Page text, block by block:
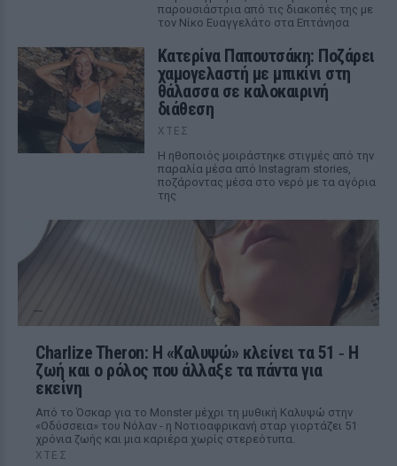
παρουσιάστρια από τις διακοπές της με
τον Νίκο Ευαγγελάτο στα Επτάνησα
Κατερίνα Παπουτσάκη: Ποζάρει
χαμογελαστή με μπικίνι στη
θάλασσα σε καλοκαιρινή
διάθεση
ΧΤΕΣ
Η ηθοποιός μοιράστηκε στιγμές από την
παραλία μέσα από Instagram stories,
ποζάροντας μέσα στο νερό με τα αγόρια
της
Charlize Theron: Η «Καλυψώ» κλείνει τα 51 ‑ H
ζωή και ο ρόλος που άλλαξε τα πάντα για
εκείνη
Από το Όσκαρ για το Monster μέχρι τη μυθική Καλυψώ στην
«Οδύσσεια» του Νόλαν - η Νοτιοαφρικανή σταρ γιορτάζει 51
χρόνια ζωής και μια καριέρα χωρίς στερεότυπα.
ΧΤΕΣ